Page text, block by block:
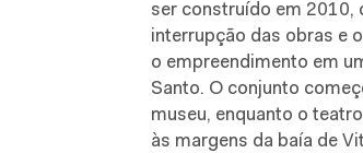
ser construído em 2010,
interrupção das obras e
o empreendimento em
Santo. O conjunto
museu, enquanto o
às margens da baía de